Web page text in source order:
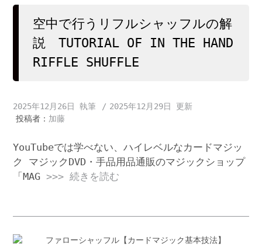
空中で行うリフルシャッフルの解
説 TUTORIAL OF IN THE HAND
RIFFLE SHUFFLE
2025年12月26日
2025年12月29日
投稿者： 加藤
YouTubeでは学べない、ハイレベルなカードマジッ
ク マジックDVD・手品用品通販のマジックショップ
「MAG >>> 続きを読む